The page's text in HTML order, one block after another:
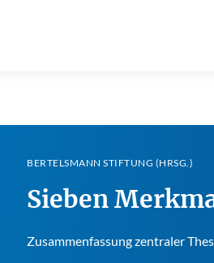
BERTELSMANN STIFTUNG (HRSG.)
Sieben
Zusammenfassung zentraler